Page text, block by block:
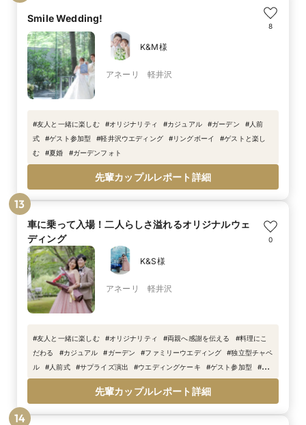
Smile Wedding!
8
K&M様
アネーリ 軽井沢
#友人と一緒に楽しむ #オリジナリティ #カジュアル #ガーデン #人前
式
#ゲスト参加型 #軽井沢ウエディング #リングボーイ #ゲストと楽し
む
#夏婚 #ガーデンフォト
先輩カップルレポート詳細
13
車に乗って入場！二人らしさ溢れるオリジナルウェ
ディング
0
K&S様
アネーリ 軽井沢
#友人と一緒に楽しむ #オリジナリティ #両親へ感謝を伝える #料理にこ
だわる
#カジュアル #ガーデン #ファミリーウエディング #独立型チャペ
ル
#人前式 #サプライズ演出 #ウエディングケーキ #ゲスト参加型 #軽
井沢ウエディング
#自然 #オリジナル #リゾート婚 #ガラス張り #リン
プロポーズ先輩カップルレポート詳細
14